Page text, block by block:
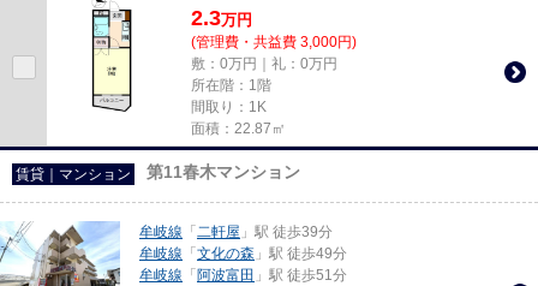
2.3万円
(管理費・共益費 3,000円)
敷：0万円｜礼：0万円
所在階：1階
間取り：1K
面積：22.87㎡
賃貸｜マンション 第11春木マンション
牟岐線 「 二軒屋 」駅 徒歩39分
牟岐線 「 文化の森 」駅 徒歩49分
牟岐線 「 阿波富田 」駅 徒歩51分